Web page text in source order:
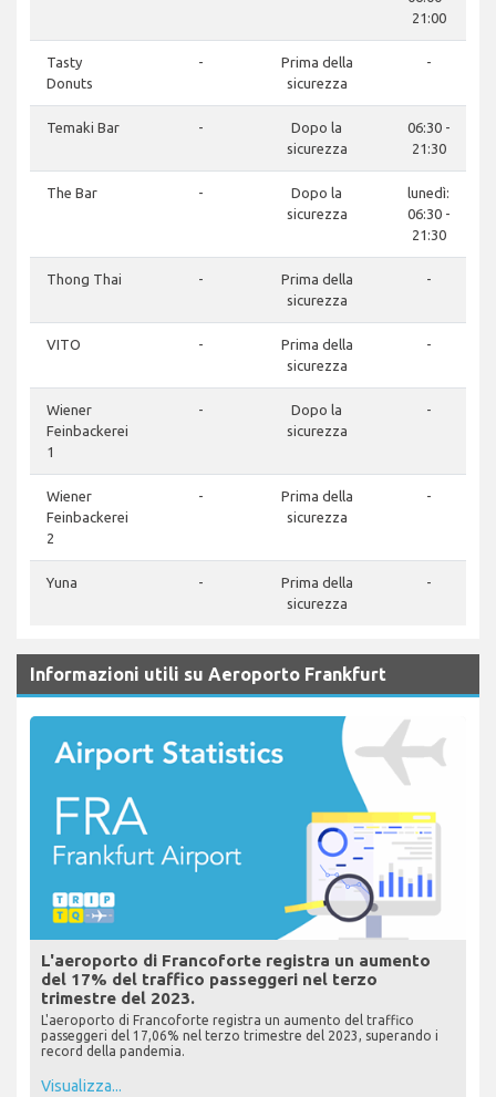
21:00
Tasty
Donuts
-
Prima della
sicurezza
-
Temaki Bar -
Dopo la
sicurezza
06:30 -
21:30
The Bar -
Dopo la
sicurezza
lunedì:
06:30 -
21:30
Thong Thai -
Prima della
sicurezza
-
VITO -
Prima della
sicurezza
-
Wiener
Feinbackerei
1
-
Dopo la
sicurezza
-
Wiener
Feinbackerei
2
-
Prima della
sicurezza
-
Yuna -
Prima della
sicurezza
-
Informazioni utili su Aeroporto Frankfurt
L'aeroporto di Francoforte registra un aumento
del 17% del traffico passeggeri nel terzo
trimestre del 2023.
L'aeroporto di Francoforte registra un aumento del traffico
passeggeri del 17,06% nel terzo trimestre del 2023, superando i
record della pandemia.
Visualizza...